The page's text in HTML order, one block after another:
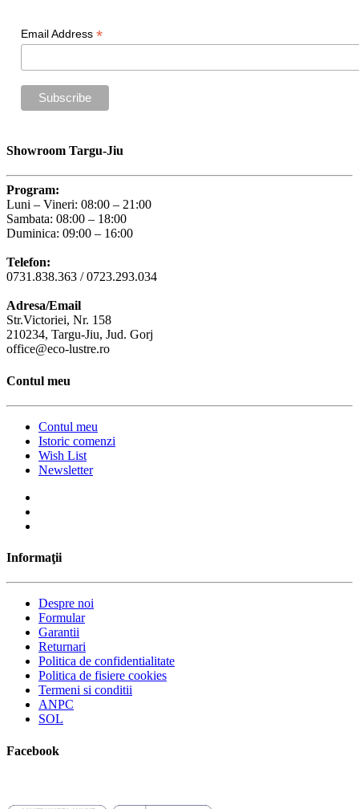
Email Address *
Showroom Targu-Jiu
Program:
Luni – Vineri: 08:00 – 21:00
Sambata: 08:00 – 18:00
Duminica: 09:00 – 16:00
Telefon:
0731.838.363 / 0723.293.034
Adresa/Email
Str.Victoriei, Nr. 158
210234, Targu-Jiu, Jud. Gorj
office@eco-lustre.ro
Contul meu
Contul meu
Istoric comenzi
Wish List
Newsletter
Informaţii
Despre noi
Formular
Garantii
Returnari
Politica de confidentialitate
Politica de fisiere cookies
Termeni si conditii
ANPC
SOL
Facebook